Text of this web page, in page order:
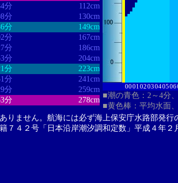
分
112cm
分
130cm
分
149cm
分
167cm
分
186cm
分
204cm
分
223cm
分
241cm
分
259cm
分 278cm
00010203040506
■潮の青色：2～4分
■黄色棒：平均水面
りません。航海には必ず海上保安庁水路部発行
７４２号「日本沿岸潮汐調和定数」平成４年２